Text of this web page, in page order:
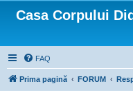
Casa Corpului
FAQ
Prima pagină FORUM